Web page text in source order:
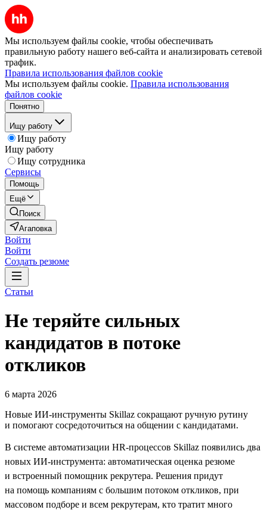
Мы используем файлы cookie, чтобы обеспечивать
правильную работу нашего веб-сайта и анализировать сетевой
трафик.
Правила использования файлов cookie
Мы используем файлы cookie. Правила использования
файлов cookie
Понятно
Ищу работу
Ищу работу
Ищу работу
Ищу сотрудника
Сервисы
Помощь
Ещё
Поиск
Агаповка
Войти
Войти
Создать резюме
Статьи
Не теряйте сильных
кандидатов в потоке
откликов
6 марта 2026
Новые ИИ-инструменты Skillaz сокращают ручную рутину
и помогают сосредоточиться на общении с кандидатами.
В системе автоматизации HR-процессов Skillaz появились два
новых ИИ-инструмента: автоматическая оценка резюме
и встроенный помощник рекрутера. Решения придут
на помощь компаниям с большим потоком откликов, при
массовом подборе и всем рекрутерам, кто тратит много